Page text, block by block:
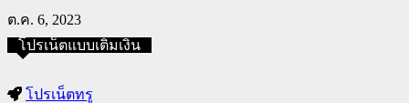
ต.ค. 6, 2023
โปรเน็ตแบบเติมเงิน
โปรเน็ตทรู